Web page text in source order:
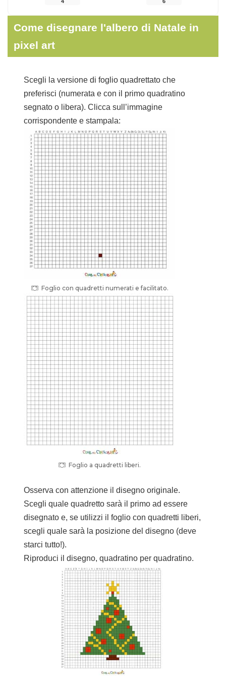
Come disegnare l'albero di Natale in
pixel art
Scegli la versione di foglio quadrettato che
preferisci (numerata e con il primo quadratino
segnato o libera). Clicca sull’immagine
corrispondente e stampala:
Foglio con quadretti numerati e facilitato.
Foglio a quadretti liberi.
Osserva con attenzione il disegno originale.
Scegli quale quadretto sarà il primo ad essere
disegnato e, se utilizzi il foglio con quadretti liberi,
scegli quale sarà la posizione del disegno (deve
starci tutto!).
Riproduci il disegno, quadratino per quadratino.